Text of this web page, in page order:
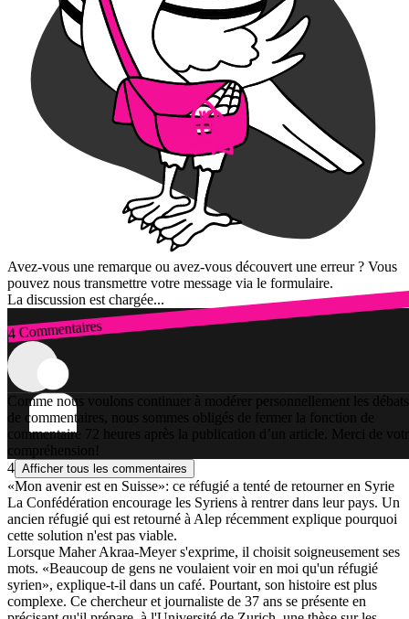
Avez-vous une remarque ou avez-vous découvert une erreur ? Vous
pouvez nous transmettre votre message via le formulaire.
La discussion est chargée...
4 Commentaires
Connexion
Comme nous voulons continuer à modérer personnellement les débats
de commentaires, nous sommes obligés de fermer la fonction de
commentaire 72 heures après la publication d’un article. Merci de
compréhension!
4 Afficher tous les commentaires
«Mon avenir est en Suisse»: ce réfugié a tenté de retourner en Syrie
La Confédération encourage les Syriens à rentrer dans leur pays. Un
ancien réfugié qui est retourné à Alep récemment explique pourquoi
cette solution n'est pas viable.
Lorsque Maher Akraa-Meyer s'exprime, il choisit soigneusement ses
mots. «Beaucoup de gens ne voulaient voir en moi qu'un réfugié
syrien», explique-t-il dans un café. Pourtant, son histoire est plus
complexe. Ce chercheur et journaliste de 37 ans se présente en